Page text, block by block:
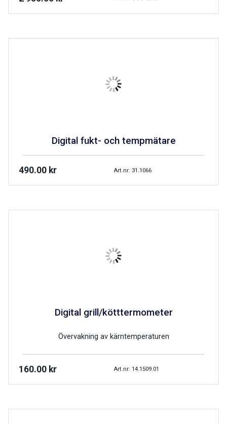
Digital fukt- och tempmätare
490.00 kr Art.nr: 31.1066
Digital grill/kötttermometer
Övervakning av kärntemperaturen
160.00 kr Art.nr: 14.1509.01